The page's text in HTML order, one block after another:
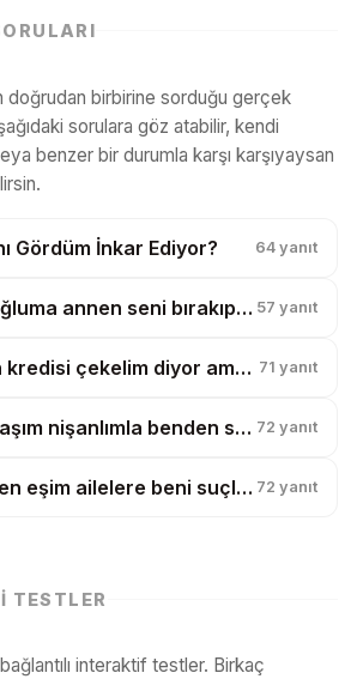
doğrudan birbirine sorduğu gerçek
sorulara göz atabilir, kendi
benzer bir durumla karşı karşıyaysan
Gördüm İnkar Ediyor? 64 yanıt
kayınvalidem oğluma annen seni bırakıp işe gidiyor demiş, çocuk artık benden kopmuyor? 57 yanıt
nişanlım düğün kredisi çekelim diyor ama taksitler benim maaşımdan ödenecekmiş? 71 yanıt
en yakın arkadaşım nişanlımla benden samimi, bunu görmemem mi gerekiyor? 72 yanıt
çocuk istemeyen eşim ailelere beni suçlu gösterdi, bunu nasıl sindireyim? 72 yanıt
TESTLER
interaktif testler. Birkaç